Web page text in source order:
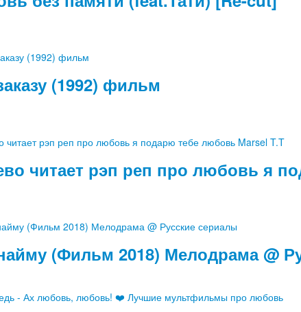
(1992) фильм
читает рэп реп про любовь я
(Фильм 2018) Мелодрама @